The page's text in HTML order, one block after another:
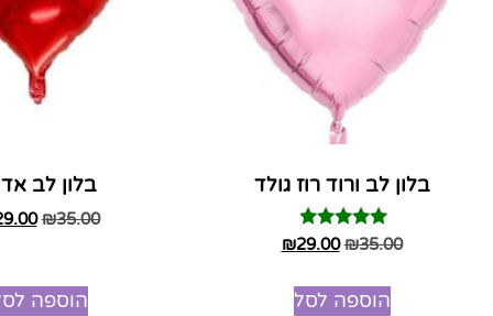
בלון לב ורוד רוז גולד
דורג
4.75
₪35.00
₪29.00
הוספה לסל
בלון לב
₪35.00
הוספה